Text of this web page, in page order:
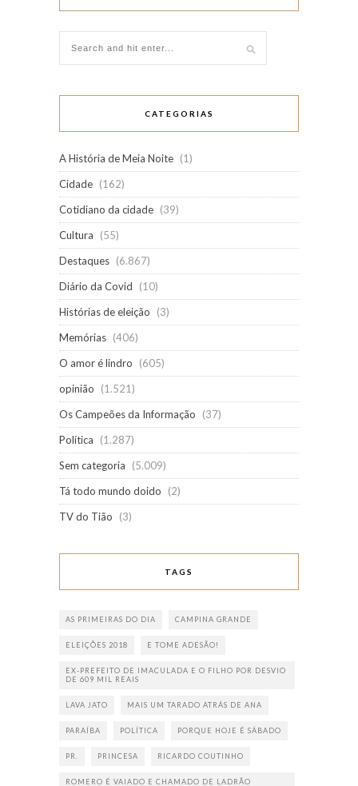
CATEGORIAS
A História de Meia Noite (1)
Cidade (162)
Cotidiano da cidade (39)
Cultura
(55)
Destaques (6.867)
Diário da Covid
(10)
Histórias de eleição
(3)
Memórias (406)
O amor é lindro
(605)
opinião
(1.521)
Os Campeões da Informação
(37)
Política
(1.287)
Sem categoria
(5.009)
Tá todo mundo doido
(2)
TV do Tião
(3)
TAGS
AS PRIMEIRAS DO DIA CAMPINA GRANDE
ELEIÇÕES 2018 E TOME ADESÃO!
EX-PREFEITO DE IMACULADA E O FILHO POR DESVIO
DE 609 MIL REAIS
LAVA JATO MAIS UM TARADO ATRÁS DE ANA
PARAÍBA POLÍTICA PORQUE HOJE É SÁBADO
PR. PRINCESA RICARDO COUTINHO
ROMERO É VAIADO E CHAMADO DE LADRÃO